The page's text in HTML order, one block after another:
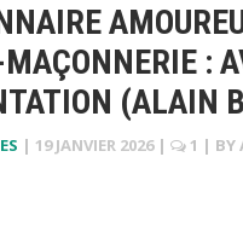
:
(ALAIN
| 19 JANVIER 2026 | 1 | BY